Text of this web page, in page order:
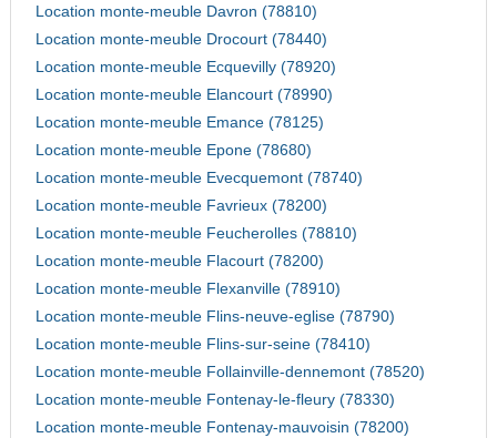
Location monte-meuble Davron (78810)
Location monte-meuble Drocourt (78440)
Location monte-meuble Ecquevilly (78920)
Location monte-meuble Elancourt (78990)
Location monte-meuble Emance (78125)
Location monte-meuble Epone (78680)
Location monte-meuble Evecquemont (78740)
Location monte-meuble Favrieux (78200)
Location monte-meuble Feucherolles (78810)
Location monte-meuble Flacourt (78200)
Location monte-meuble Flexanville (78910)
Location monte-meuble Flins-neuve-eglise (78790)
Location monte-meuble Flins-sur-seine (78410)
Location monte-meuble Follainville-dennemont (78520)
Location monte-meuble Fontenay-le-fleury (78330)
Location monte-meuble Fontenay-mauvoisin (78200)